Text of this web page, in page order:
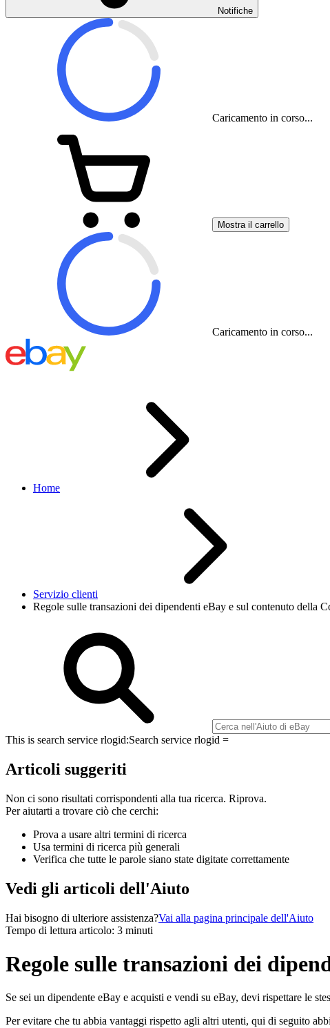
Notifiche
Caricamento in corso...
Mostra il carrello
Caricamento in corso...
Home
Servizio clienti
Regole sulle transazioni dei dipendenti eBay e sul contenuto della
This is search service rlogid:Search service rlogid =
Articoli suggeriti
Non ci sono risultati corrispondenti alla tua ricerca. Riprova.
Per aiutarti a trovare ciò che cerchi:
Prova a usare altri termini di ricerca
Usa termini di ricerca più generali
Verifica che tutte le parole siano state digitate correttamente
Vedi gli articoli dell'Aiuto
Hai bisogno di ulteriore assistenza?Vai alla pagina principale dell'Aiuto
Tempo di lettura articolo: 3 minuti
Regole sulle transazioni dei
Se sei un dipendente eBay e acquisti e vendi su eBay, devi rispettare le
Per evitare che tu abbia vantaggi rispetto agli altri utenti, qui di seguito